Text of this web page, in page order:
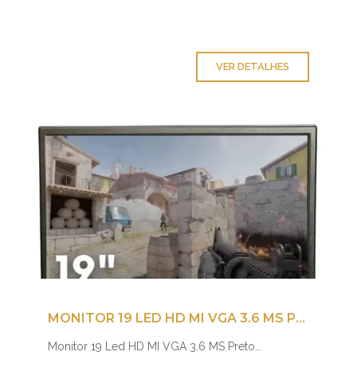
VER DETALHES
MONITOR 19 LED HD MI VGA 3.6 MS PRETO
Monitor 19 Led HD MI VGA 3.6 MS Preto...